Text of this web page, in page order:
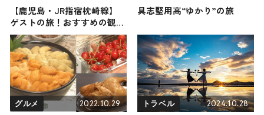
【鹿児島・JR指宿枕崎線】
ゲストの旅！おすすめの観
光・グルメをご紹介
具志堅用高“ゆかり”の旅
グルメ 2022.10.29 トラベル 2024.10.28